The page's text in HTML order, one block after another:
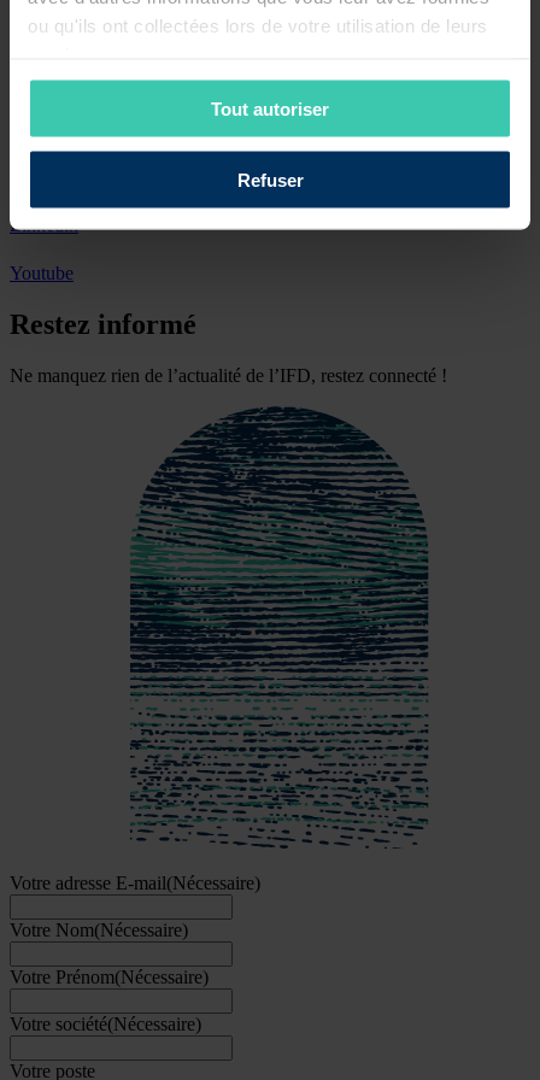
ou qu'ils ont collectées lors de votre utilisation de leurs
Tout autoriser
Refuser
investisseurs et les objectifs fixés par l’IPBES.
son ambition : structurer un cadre d’investissement exigeant et
innovant au service de la nature.
Lire le communiqué
Linkedin
Youtube
Restez informé
Ne manquez rien de l’actualité de l’IFD, restez connecté !
Votre adresse E-mail(Nécessaire)
Votre Nom(Nécessaire)
Votre Prénom(Nécessaire)
Votre société(Nécessaire)
Votre poste